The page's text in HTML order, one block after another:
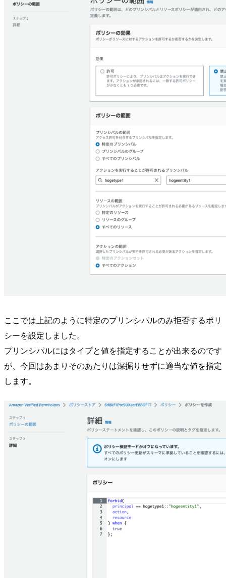
ここでは上記のように特定のプリンシパルのみ拒否するポリ
シーを設定しました。
プリンシパルにはタイプと値を指定することが出来るのです
が、今回はあまりそのあたりは深掘りせずに適当な値を指定
します。